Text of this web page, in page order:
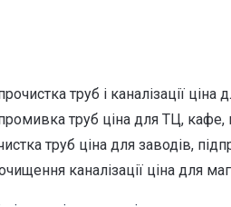
труб і каналізації
труб ціна для ТЦ, кафе,
труб ціна для заводів,
каналізації ціна для